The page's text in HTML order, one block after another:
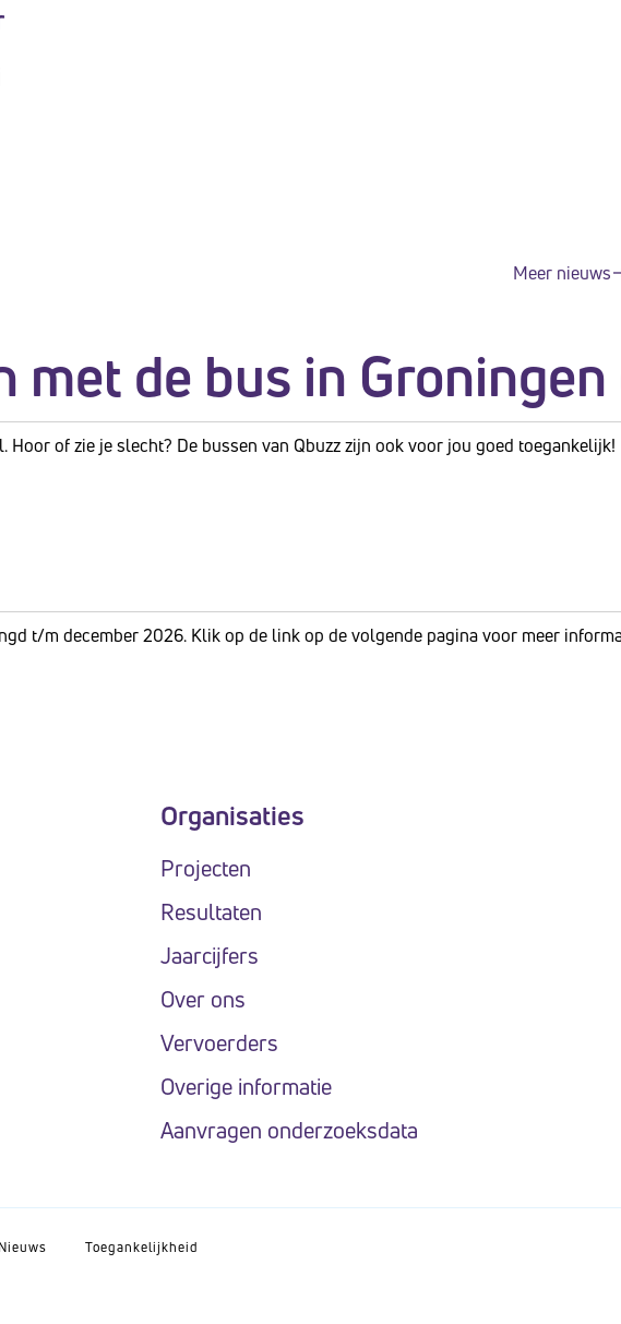
Meer nieuws
met de bus in
Hoor of zie je slecht? De bussen van Qbuzz zijn ook voor jou goed toegankelijk!
t/m december 2026. Klik op de link op de volgende pagina voor meer
Organisaties
Projecten
Resultaten
Jaarcijfers
Over ons
Vervoerders
Overige informatie
Aanvragen onderzoeksdata
Nieuws Toegankelijkheid